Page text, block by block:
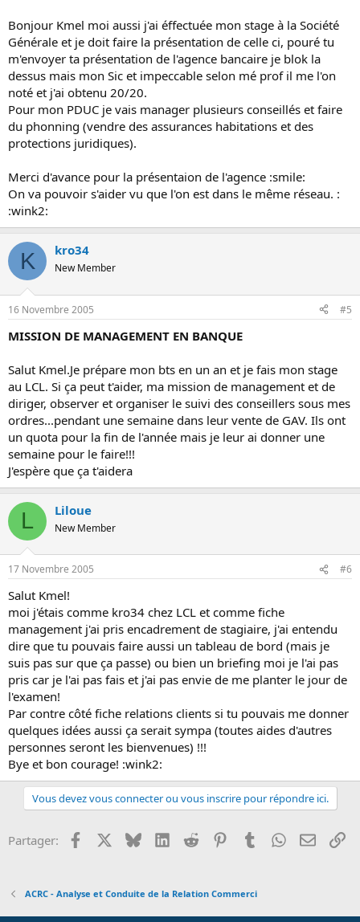
Bonjour Kmel moi aussi j'ai éffectuée mon stage à la Société
Générale et je doit faire la présentation de celle ci, pouré tu
m'envoyer ta présentation de l'agence bancaire je blok la
dessus mais mon Sic et impeccable selon mé prof il me l'on
noté et j'ai obtenu 20/20.
Pour mon PDUC je vais manager plusieurs conseillés et faire
du phonning (vendre des assurances habitations et des
protections juridiques).
Merci d'avance pour la présentaion de l'agence :smile:
On va pouvoir s'aider vu que l'on est dans le même réseau. :
:wink2:
K kro34
New Member
16 Novembre 2005 #5
MISSION DE MANAGEMENT EN BANQUE
Salut Kmel.Je prépare mon bts en un an et je fais mon stage
au LCL. Si ça peut t'aider, ma mission de management et de
diriger, observer et organiser le suivi des conseillers sous mes
ordres...pendant une semaine dans leur vente de GAV. Ils ont
un quota pour la fin de l'année mais je leur ai donner une
semaine pour le faire!!!
J'espère que ça t'aidera
L Liloue
New Member
17 Novembre 2005 #6
Salut Kmel!
moi j'étais comme kro34 chez LCL et comme fiche
management j'ai pris encadrement de stagiaire, j'ai entendu
dire que tu pouvais faire aussi un tableau de bord (mais je
suis pas sur que ça passe) ou bien un briefing moi je l'ai pas
pris car je l'ai pas fais et j'ai pas envie de me planter le jour de
l'examen!
Par contre côté fiche relations clients si tu pouvais me donner
quelques idées aussi ça serait sympa (toutes aides d'autres
personnes seront les bienvenues) !!!
Bye et bon courage! :wink2:
Vous devez vous connecter ou vous inscrire pour répondre ici.
Partager: Facebook BlueskyLinkedInReddit PinterestTumblrWhatsApp
Email
ACRC - Analyse et Conduite de la Relation Commerci